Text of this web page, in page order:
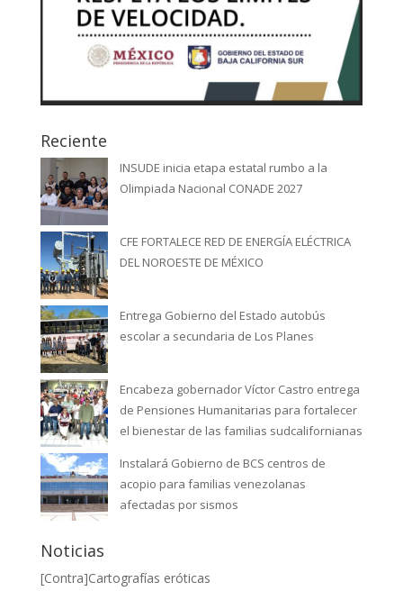
Reciente
INSUDE inicia etapa estatal rumbo a la
Olimpiada Nacional CONADE 2027
CFE FORTALECE RED DE ENERGÍA ELÉCTRICA
DEL NOROESTE DE MÉXICO
Entrega Gobierno del Estado autobús
escolar a secundaria de Los Planes
Encabeza gobernador Víctor Castro entrega
de Pensiones Humanitarias para fortalecer
el bienestar de las familias sudcalifornianas
Instalará Gobierno de BCS centros de
acopio para familias venezolanas
afectadas por sismos
Noticias
[Contra]Cartografías eróticas